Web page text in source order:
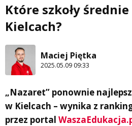
Które szkoły
Kielcach?
Maciej Piętka
2025.05.09 09:33
„Nazaret” ponownie
w Kielcach – wynika z
przez portal